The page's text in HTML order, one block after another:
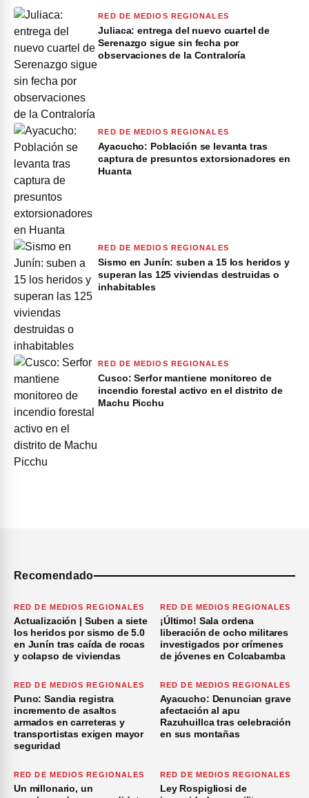
RED DE MEDIOS REGIONALES
Juliaca: entrega del nuevo cuartel de
Serenazgo sigue sin fecha por
observaciones de la Contraloría
RED DE MEDIOS REGIONALES
Ayacucho: Población se levanta tras
captura de presuntos extorsionadores en
Huanta
RED DE MEDIOS REGIONALES
Sismo en Junín: suben a 15 los heridos y
superan las 125 viviendas destruidas o
inhabitables
RED DE MEDIOS REGIONALES
Cusco: Serfor mantiene monitoreo de
incendio forestal activo en el distrito de
Machu Picchu
Recomendado
RED DE MEDIOS REGIONALES
Actualización | Suben a siete
los heridos por sismo de 5.0
en Junín tras caída de rocas
y colapso de viviendas
RED DE MEDIOS REGIONALES
¡Último! Sala ordena
liberación de ocho militares
investigados por crímenes
de jóvenes en Colcabamba
RED DE MEDIOS REGIONALES
Puno: Sandia registra
incremento de asaltos
armados en carreteras y
transportistas exigen mayor
seguridad
RED DE MEDIOS REGIONALES
Ayacucho: Denuncian grave
afectación al apu
Razuhuillca tras celebración
en sus montañas
RED DE MEDIOS REGIONALES
Un millonario, un
RED DE MEDIOS REGIONALES
Ley Rospigliosi de